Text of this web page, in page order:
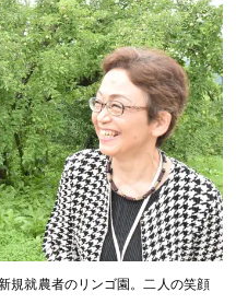
規就農者のリンゴ園。二人の笑顔